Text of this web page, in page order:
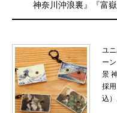
神奈川沖浪裏』『富
ユ
ー
景
採
込